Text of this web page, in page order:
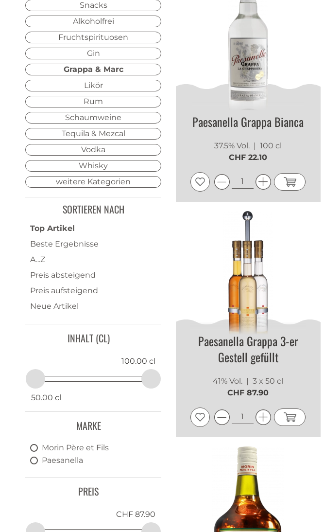
Snacks
Alkoholfrei
Fruchtspirituosen
Gin
Grappa & Marc
Likör
Rum
Schaumweine
Tequila & Mezcal
Vodka
Whisky
weitere Kategorien
SORTIEREN NACH
Top Artikel
Beste Ergebnisse
A...Z
Preis absteigend
Preis aufsteigend
Neue Artikel
INHALT (CL)
50.00 cl
100.00 cl
MARKE
Morin Père et Fils
Paesanella
PREIS
CHF 87.90
Paesanella Grappa Bianca
37.5% Vol.
| 100 cl
CHF 22.10
Paesanella Grappa 3-er
Gestell gefüllt
41% Vol.
| 3 x 50 cl
CHF 87.90